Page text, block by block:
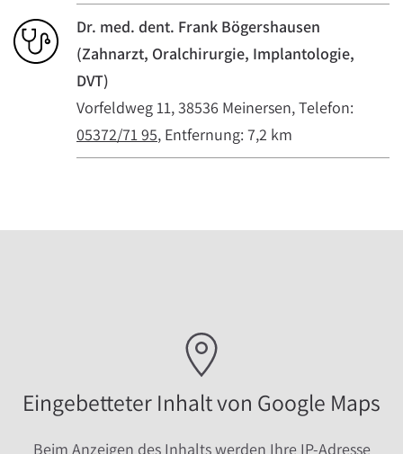
Dr. med. dent. Frank Bögershausen
(Zahnarzt, Oralchirurgie, Implantologie,
DVT)
Vorfeldweg 11, 38536 Meinersen, Telefon:
05372/71 95, Entfernung: 7,2 km
Eingebetteter Inhalt von Google Maps
Beim Anzeigen des Inhalts werden Ihre IP-Adresse